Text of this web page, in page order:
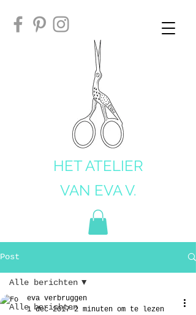
HET ATELIER
VAN EVA V.
Post
Alle berichten
Alle berichten
eva verbruggen
1 dec 2017 2 minuten om te lezen